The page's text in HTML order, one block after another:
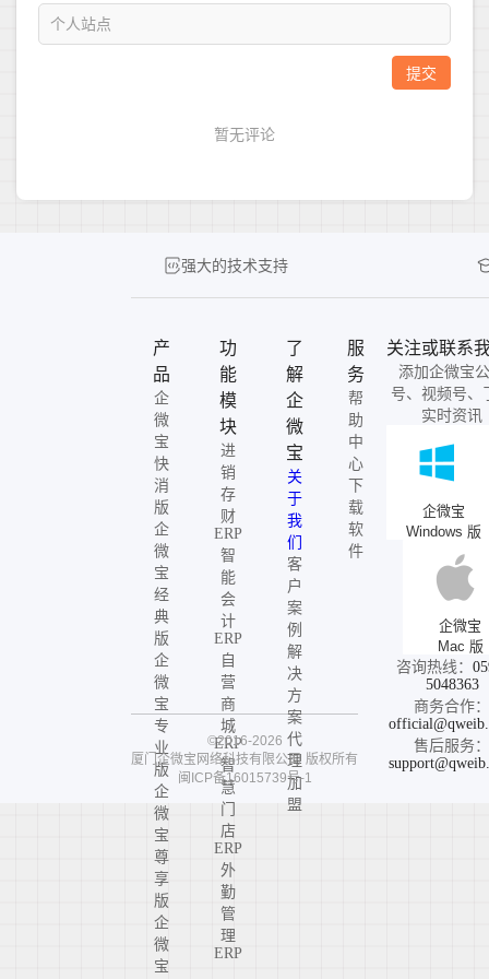
强大的技术支持
产
品
企
微
宝
快
消
版
企
微
宝
经
典
版
企
微
宝
专
业
版
企
微
宝
尊
享
版
企
微
宝
功
能
模
块
进
销
存
财
ERP
智
能
会
计
ERP
自
营
商
城
ERP
智
慧
门
店
ERP
外
勤
管
理
ERP
了
解
企
微
宝
关
于
我
们
客
户
案
例
解
决
方
案
代
理
加
盟
服
务
帮
助
中
心
下
载
软
件
关注或联系
添加企微宝
号、视频号、
实时资讯
企微宝
Windows 版
企微宝
Mac 版
咨询热线：
5048363
商务合作：
售后服务：
©2016-2026
厦门企微宝网络科技有限公司 版权所有
闽ICP备16015739号-1